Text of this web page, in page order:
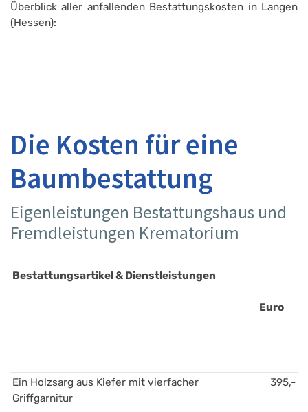
Überblick aller anfallenden Bestattungskosten in Langen
(Hessen):
Die Kosten für eine
Baumbestattung
Eigenleistungen Bestattungshaus und
Fremdleistungen Krematorium
Bestattungsartikel & Dienstleistungen
Euro
Ein Holzsarg aus Kiefer mit vierfacher
Griffgarnitur
395,-